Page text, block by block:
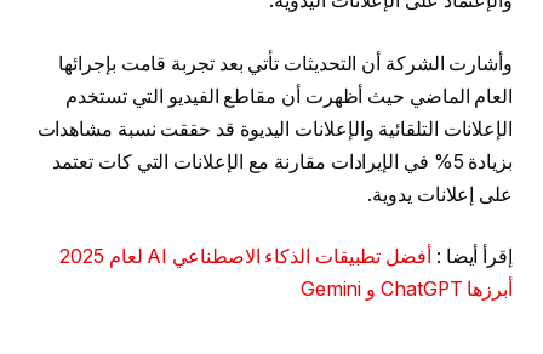
وأشارت الشركة أن التحديثات تأتي بعد تجربة قامت بإجرائها
العام الماضي حيث أظهرت أن مقاطع الفيديو التي تستخدم
الإعلانات التلقائية والإعلانات اليديوة قد حققت نسبة مشاهدات
بزيادة 5% في الإيرادات مقارنة مع الإعلانات التي كات تعتمد
على إعلانات يدوية.
إقرأ أيضا :
أفضل تطبيقات الذكاء الاصطناعي AI لعام 2025
أبرزها ChatGPT و Gemini